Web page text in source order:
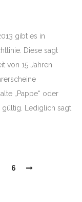
gibt es in
Diese sagt
von 15 Jahren
„Pappe“ oder
gültig. Lediglich sagt
6